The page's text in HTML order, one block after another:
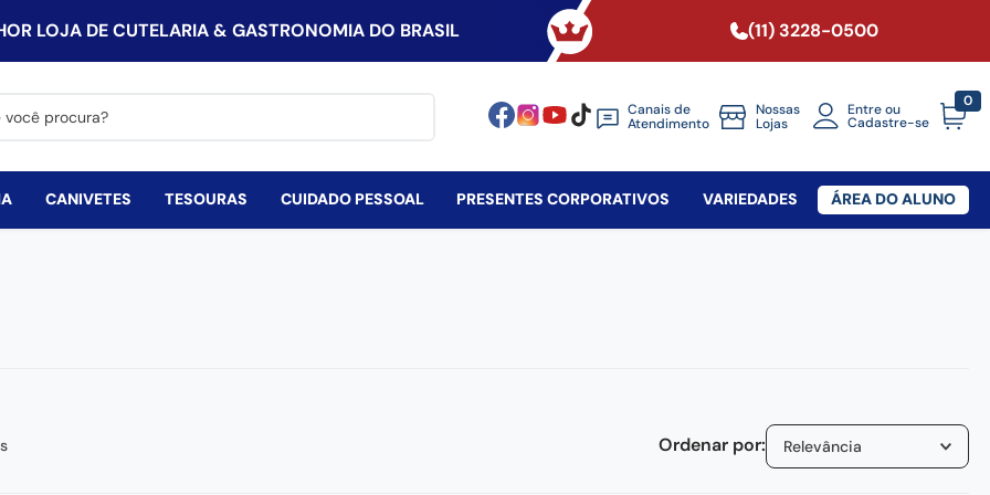
LOJA DE CUTELARIA & GASTRONOMIA DO BRASIL (11) 3228-0500
Canais de
Atendimento
Nossas
Lojas
Entre ou
Cadastre-se
0
CANIVETES TESOURAS CUIDADO PESSOAL PRESENTES CORPORATIVOS VARIEDADES ÁREA DO ALUNO
Relevância